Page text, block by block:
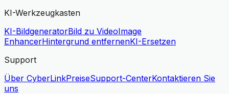
KI-Werkzeugkasten
KI-BildgeneratorBild zu VideoImage
EnhancerHintergrund entfernenKI-Ersetzen
Support
Über CyberLinkPreiseSupport-CenterKontaktieren Sie
uns